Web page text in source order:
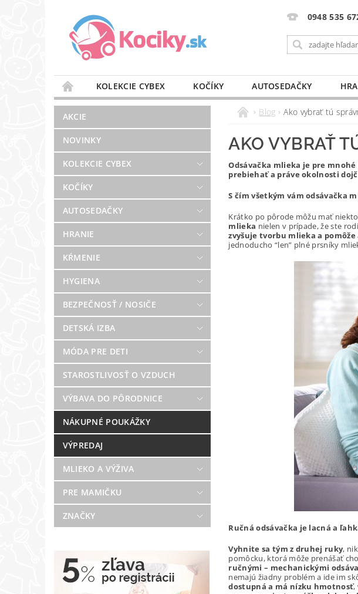
0948 535
KOLEKCIE CYBEX KOČÍKY AUTOSEDAČKY
STAROSTLIVOSŤ O VZDUCH
VÝBAVA DO PÔRODNICE
BLOG
PREDAJŇA KONTAKT
AKCIE
NOVINKY
KOLEKCIE CYBEX
KOČÍKY
AUTOSEDAČKY
HRANIE
KŔMENIE
HYGIENA
BEZPEČNOSŤ / NOSIČE
DETSKÁ IZBA
MÓDA PRE DETI
STAROSTLIVOSŤ O VZDUCH
VÝBAVA DO PÔRODNICE
NÁKUPNÉ POUKÁŽKY
VÝPREDAJ
MLIEKO A VÝŽIVA
PRE MAMIČKU
ZNAČKY
Blog Ako vybrať tú
AKO VYBRAŤ
Odsávačka mlieka je pre
prebiehať a práve okolnosti
S čím všetkým vám odsávačka
Krátko po pôrode môžu mať
mlieka nielen v prípade, že ste
zvyšuje tvorbu mlieka a
jednoducho “len” plné prsníky
Ručná odsávačka je lacná a
Vyhnite sa tým z druhej ruky,
pomôcku, ktorá môže prenášať
ručnými – mechanickými
nemajú žiadny problém a ide im
dostupná a má nízku hmotnosť,